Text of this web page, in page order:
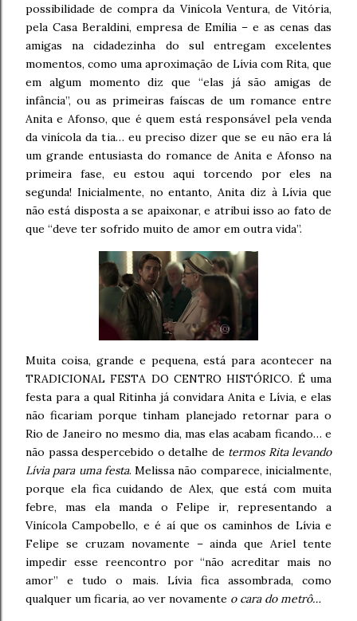
possibilidade de compra da Vinícola Ventura, de Vitória,
pela Casa Beraldini, empresa de Emília – e as cenas das
amigas na cidadezinha do sul entregam excelentes
momentos, como uma aproximação de Lívia com Rita, que
em algum momento diz que “elas já são amigas de
infância”, ou as primeiras faíscas de um romance entre
Anita e Afonso, que é quem está responsável pela venda
da vinícola da tia… eu preciso dizer que se eu não era lá
um grande entusiasta do romance de Anita e Afonso na
primeira fase, eu estou aqui torcendo por eles na
segunda! Inicialmente, no entanto, Anita diz à Lívia que
não está disposta a se apaixonar, e atribui isso ao fato de
que “deve ter sofrido muito de amor em outra vida”.
Muita coisa, grande e pequena, está para acontecer na
TRADICIONAL FESTA DO CENTRO HISTÓRICO. É uma
festa para a qual Ritinha já convidara Anita e Lívia, e elas
não ficariam porque tinham planejado retornar para o
Rio de Janeiro no mesmo dia, mas elas acabam ficando… e
não passa despercebido o detalhe de termos Rita levando
Lívia para uma festa. Melissa não comparece, inicialmente,
porque ela fica cuidando de Alex, que está com muita
febre, mas ela manda o Felipe ir, representando a
Vinícola Campobello, e é aí que os caminhos de Lívia e
Felipe se cruzam novamente – ainda que Ariel tente
impedir esse reencontro por “não acreditar mais no
amor” e tudo o mais. Lívia fica assombrada, como
qualquer um ficaria, ao ver novamente o cara do metrô…